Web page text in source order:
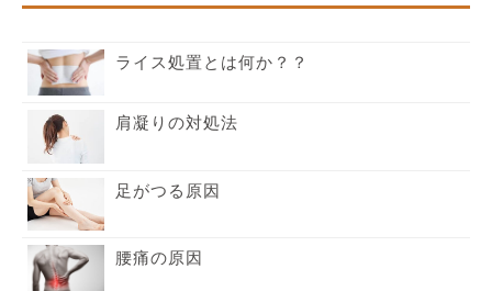
ライス処置とは何か？？
肩凝りの対処法
足がつる原因
腰痛の原因